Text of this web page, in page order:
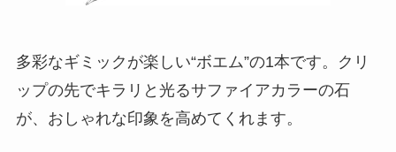
多彩なギミックが楽しい“ボエム”の1本です。クリ
ップの先でキラリと光るサファイアカラーの石
が、おしゃれな印象を高めてくれます。